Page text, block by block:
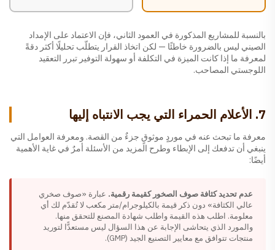
بالنسبة للمشاريع المذكورة في العمود الثاني، فإن الاعتماد على الإمداد
الصيني ليس بالضرورة خاطئًا — لكن اتخاذ القرار يتطلّب تحليلًا أكثر دقةً
لمعرفة ما إذا كانت الميزة في التكلفة أو سهولة التوفير تبرر التعقيد
اللوجستي المصاحب.
7. الأعلام الحمراء التي يجب الانتباه إليها
معرفة ما تبحث عنه في موردٍ موثوقٍ جزءٌ من القصة. ومعرفة العوامل التي
ينبغي أن تدفعك إلى الإبطاء وطرح المزيد من الأسئلة أمرٌ في غاية الأهمية
أيضًا:
عدم تحديد كثافة صوف الصخور كقيمة رقمية. عبارة «صوف صخري
عالي الكثافة» دون ذكر قيمة بالكيلوجرام/متر مكعب لا تُقدّم لك أي
معلومة. اطلب هذه القيمة واطلب شهادة المصنع للتحقق منها.
والمورد الذي يتحاشى الإجابة عن هذا السؤال ليس مستعدًّا لتوريد
منتجات تتوافق مع معايير التصنيع الجيد (GMP).